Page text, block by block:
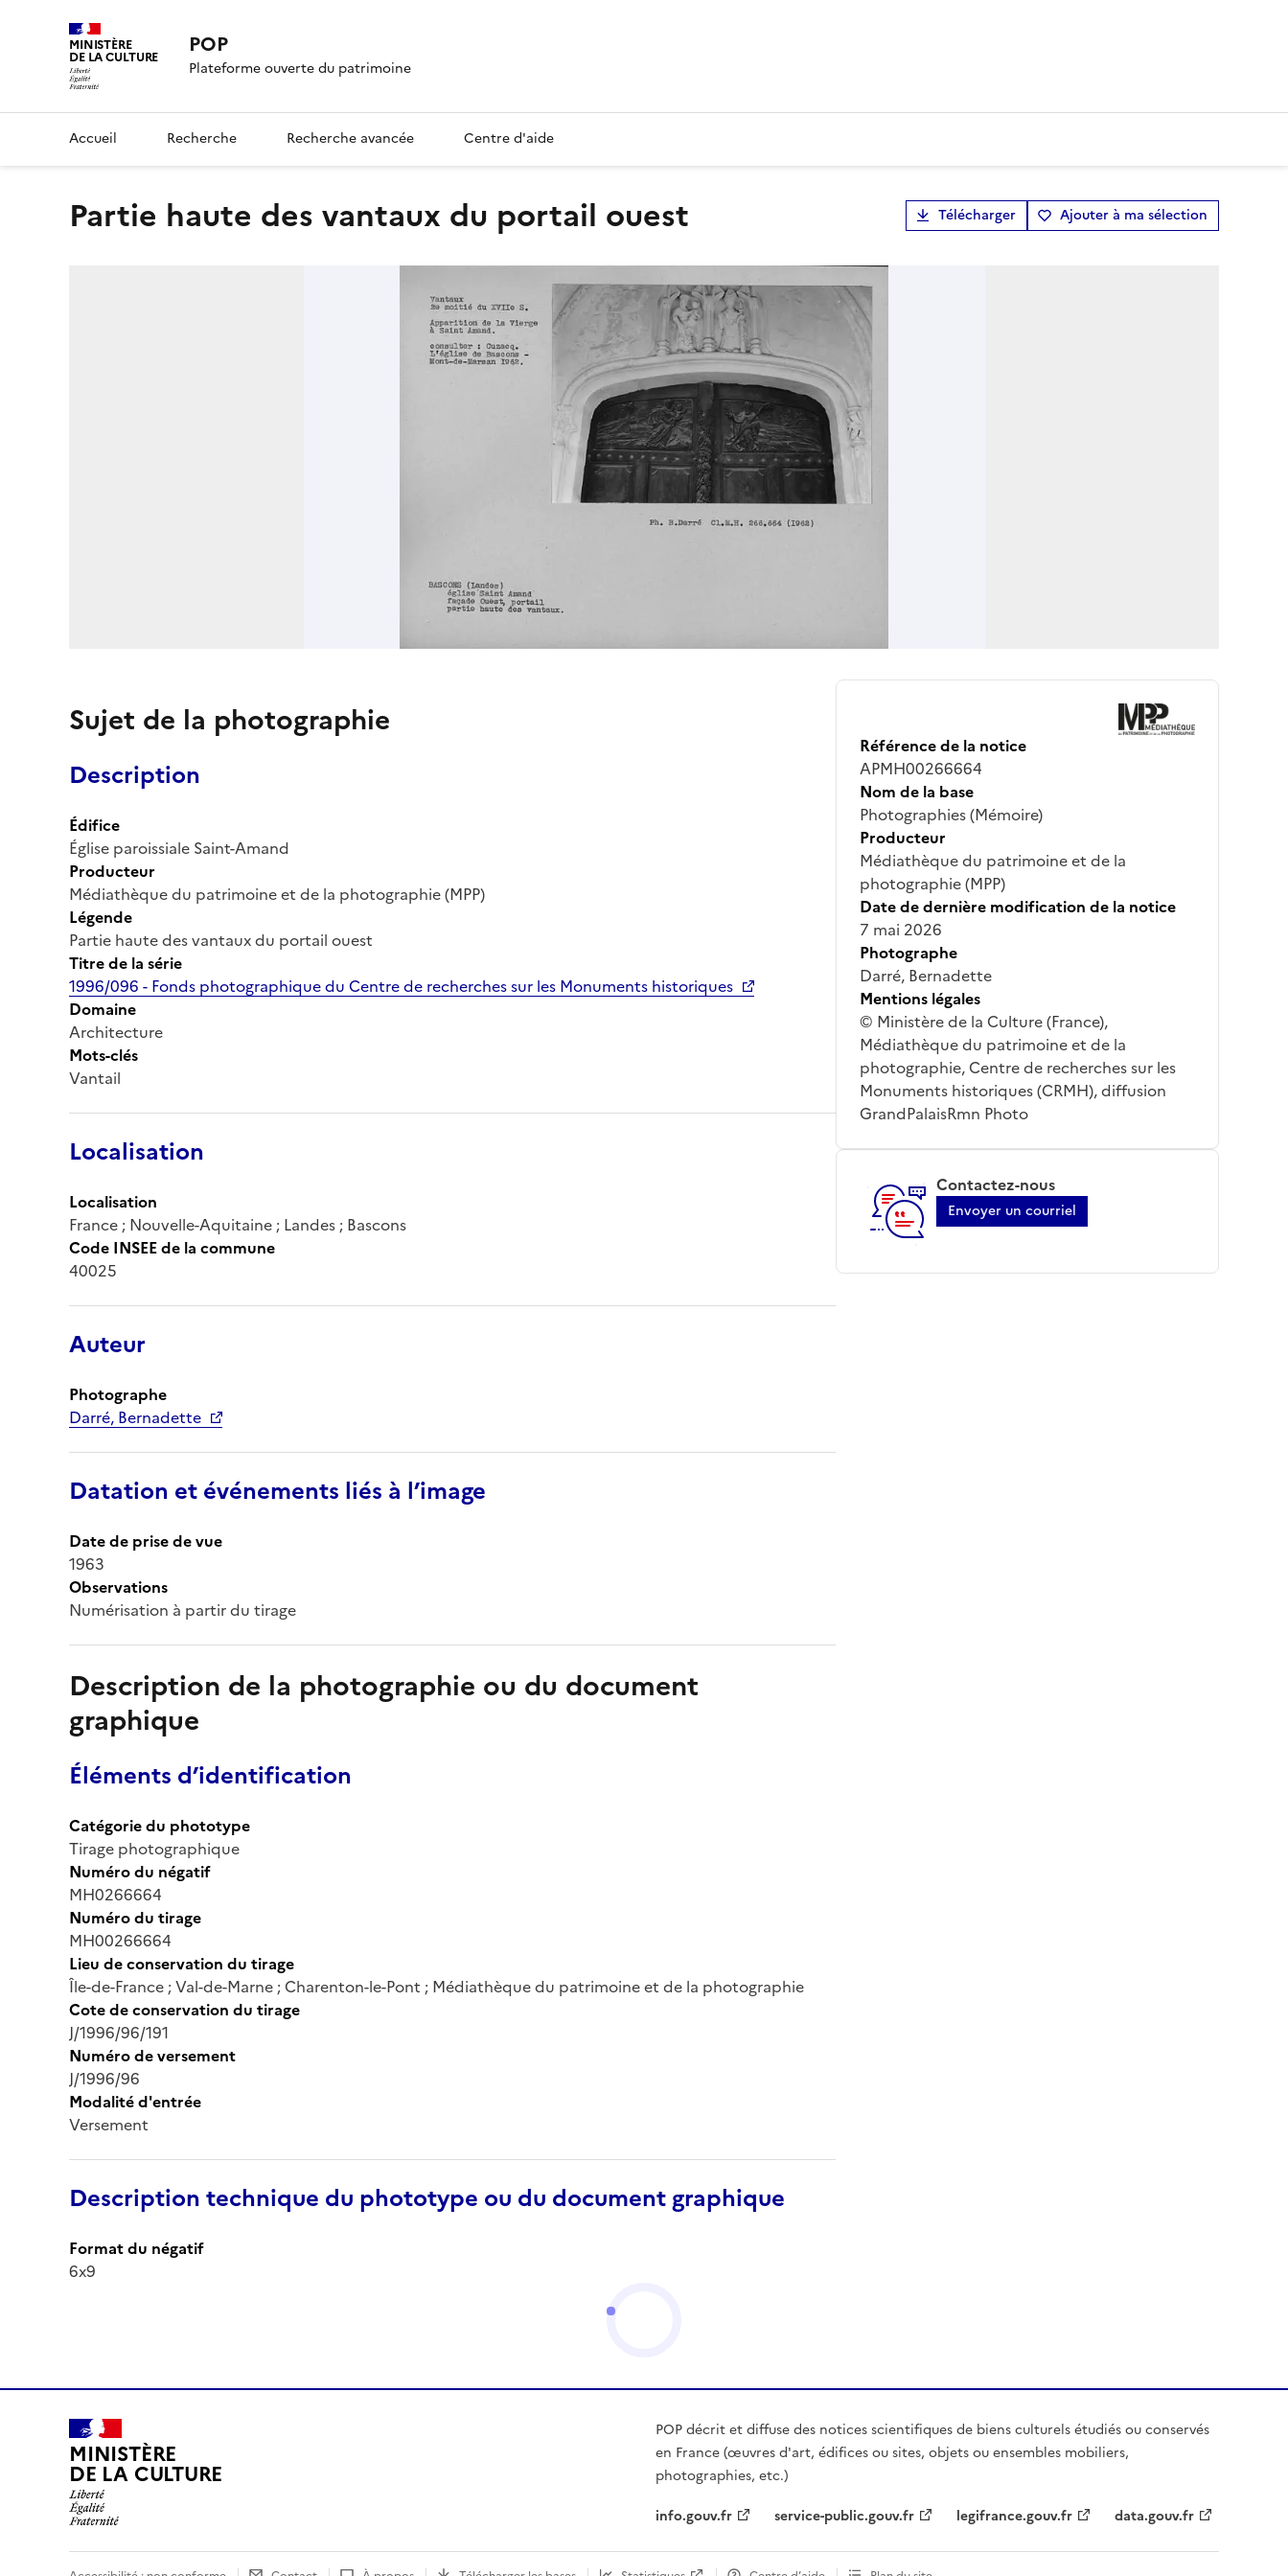
MINISTÈRE
DE LA CULTURE POP
Plateforme ouverte du patrimoine
Accueil Recherche Recherche avancée Centre d'aide
Partie haute des vantaux du portail ouest Télécharger Ajouter à ma sélection
Sujet de la photographie
Description
Édifice
Église paroissiale Saint-Amand
Producteur
Médiathèque du patrimoine et de la photographie (MPP)
Légende
Partie haute des vantaux du portail ouest
Titre de la série
1996/096 - Fonds photographique du Centre de recherches sur les Monuments historiques
Domaine
Architecture
Mots-clés
Vantail
Localisation
Localisation
France ; Nouvelle-Aquitaine ; Landes ; Bascons
Code INSEE de la commune
40025
Auteur
Photographe
Darré, Bernadette
Datation et événements liés à l’image
Date de prise de vue
1963
Observations
Numérisation à partir du tirage
Description de la photographie ou du document
graphique
Éléments d’identification
Catégorie du phototype
Tirage photographique
Numéro du négatif
MH0266664
Numéro du tirage
MH00266664
Lieu de conservation du tirage
Île-de-France ; Val-de-Marne ; Charenton-le-Pont ; Médiathèque du patrimoine et de la photographie
Cote de conservation du tirage
J/1996/96/191
Numéro de versement
J/1996/96
Modalité d'entrée
Versement
Description technique du phototype ou du document graphique
Format du négatif
6x9
Référence de la notice
APMH00266664
Nom de la base
Photographies (Mémoire)
Producteur
Médiathèque du patrimoine et de la
photographie (MPP)
Date de dernière modification de la notice
7 mai 2026
Photographe
Darré, Bernadette
Mentions légales
© Ministère de la Culture (France),
Médiathèque du patrimoine et de la
photographie, Centre de recherches sur les
Monuments historiques (CRMH), diffusion
GrandPalaisRmn Photo
Contactez-nous
Envoyer un courriel
MINISTÈRE
DE LA CULTURE
POP décrit et diffuse des notices scientifiques de biens culturels étudiés ou conservés
en France (œuvres d'art, édifices ou sites, objets ou ensembles mobiliers,
photographies, etc.)
info.gouv.fr
service-public.gouv.fr legifrance.gouv.fr data.gouv.fr